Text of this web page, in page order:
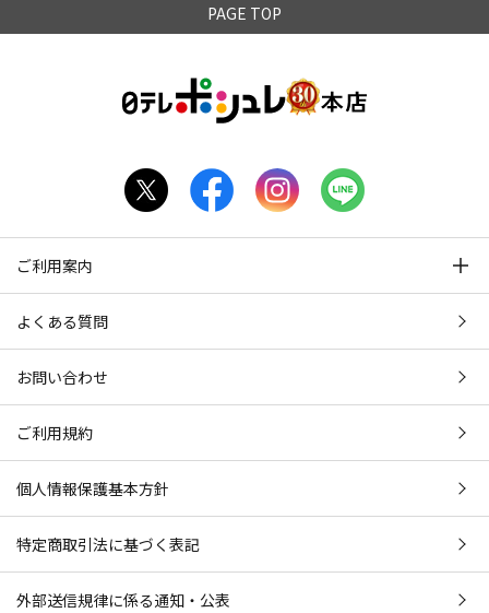
PAGE TOP
ご利用案内
よくある質問
お問い合わせ
ご利用規約
個人情報保護基本方針
特定商取引法に基づく表記
外部送信規律に係る通知・公表